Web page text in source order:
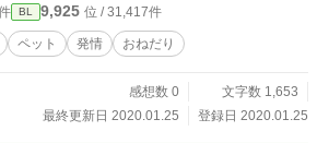
BL 9,925 位 / 31,417件
ペット 発情 おねだり
感想数 0
文字数 1,653
最終更新日 2020.01.25
登録日 2020.01.25